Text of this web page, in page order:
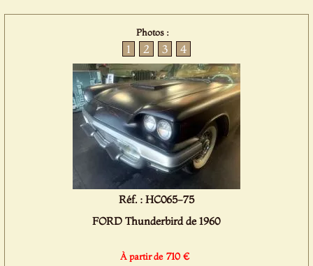
Photos :
1 2 3 4
Réf. : HC065-75
FORD Thunderbird de 1960
À partir de 710 €